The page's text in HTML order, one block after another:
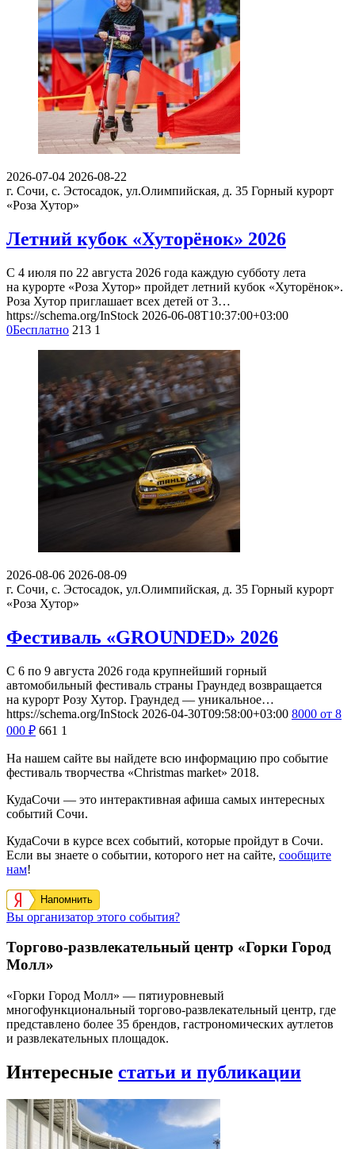
2026-07-04 2026-08-22
г. Сочи, с. Эстосадок, ул.Олимпийская, д. 35 Горный курорт
«Роза Хутор»
Летний кубок «Хуторёнок» 2026
С 4 июля по 22 августа 2026 года каждую субботу лета
на курорте «Роза Хутор» пройдет летний кубок «Хуторёнок».
Роза Хутор приглашает всех детей от 3…
https://schema.org/InStock 2026-06-08T10:37:00+03:00
0Бесплатно 213 1
2026-08-06 2026-08-09
г. Сочи, с. Эстосадок, ул.Олимпийская, д. 35 Горный курорт
«Роза Хутор»
Фестиваль «GROUNDED» 2026
С 6 по 9 августа 2026 года крупнейший горный
автомобильный фестиваль страны Граундед возвращается
на курорт Розу Хутор. Граундед — уникальное…
https://schema.org/InStock 2026-04-30T09:58:00+03:00 8000 от 8
000 ₽ 661 1
На нашем сайте вы найдете всю информацию про событие
фестиваль творчества «Christmas market» 2018.
КудаСочи — это интерактивная афиша самых интересных
событий Сочи.
КудаСочи в курсе всех событий, которые пройдут в Сочи.
Если вы знаете о событии, которого нет на сайте, сообщите
нам!
Напомнить
Вы организатор этого события?
Торгово-развлекательный центр «Горки Город
Молл»
«Горки Город Молл» — пятиуровневый
многофункциональный торгово-развлекательный центр, где
представлено более 35 брендов, гастрономических аутлетов
и развлекательных площадок.
Интересные статьи и публикации